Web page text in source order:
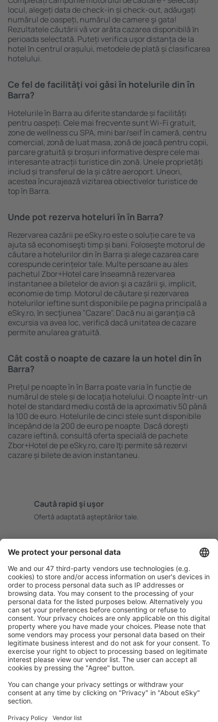
locul, alegeți data de check-in și check-out, adăugați
numărul de oaspeți, numărul de camere şi gata!
Rezultatele căutării vă vor arăta cazarea disponibilă ȋn
perioada selectată. Puteți verifica uşor distanța de la
hotel ȋn centrul orașului, metodele de plată și clasificarea
hotelului.
Ce fel de facilităţi voi găsi ȋn hotelurile din în
Barra?
Hotelurile în Barra au diferite standarde și facilități
pentru oaspeți. Cele mai frecvente sunt Wi-Fi gratuit,
zone de wellness cu SPA, mini bar/seif în cameră, centru
comercial, zonă de luat masa, zonă de joacă pentru copii,
parcare gratuită și broșuri informative despre cele mai
interesante atracții turistice din zonă. Unele proprietăți
includ și transferul de la și către aeroport. Uneori,
acestea încurajează vizitarea obiectivelor turistice de
top în Barra.
Unde pot rezerva hoteluri ȋn în Barra?
Rezervarea cazării pe eSky.ro este o soluție care te va
ajuta să economiseşti timp și bani. Foloseşte motorul de
căutare a hotelurilor din în Barra și alege cazarea care
corespunde cerințelor tale. Multe persoane au ales
pachetul Zbor+Hotel care ȋnseamnă rezervarea
instantanee a biletelor de avion şi a cazării şi, implicit,
economie de timp. Motorul de căutare și rezervarea
hotelurilor ieftine sunt disponibile pe pagina principală a
eSky.ro, ȋn secţiunea "Cazare". Dacă nu ai garanţia că
excursia va avea loc, verifică dacă unitatea de cazare
permite anularea gratuită.
Cât costă o noapte de cazare la un hotel din în
Barra?
Prețul pe noapte în în Barra poate varia în funcție de
numărul de stele și de locaţia hotelului. O noapte într-un
hotel de standard mediu costă de la aproximativ 50 până
la 100 de euro. Hotelurile de cinci stele sunt disponibile
ȋncepând de la 200 de euro pe noapte. Dacă doreşti
cazare ieftină, consultă oferta specială de pachete
Zbor+Hotel de pe eSky.ro, care ȋţi permite să rezervi
cazare și bilete de avion instantaneu.
Caută rapid şi uşor
Ofertă adaptată aşteptărilor tale.
Rezervare fără griji cu opțiune gratuită de anulare.
Economiseşte mai mult
Prețuri atractive și oferte speciale pentru utilizatorii
conectați.
Cazarea preferată
Alege din peste 1,3 mil. de opţiuni: hoteluri, cabane,
apartamente și altele.
Cele mai căutate hoteluri de către utilizatorii eSky
Hoteluri în Brazilia - Orașe populare